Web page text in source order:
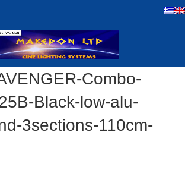
Combo-
Black-low-alu-
3sections-110cm-